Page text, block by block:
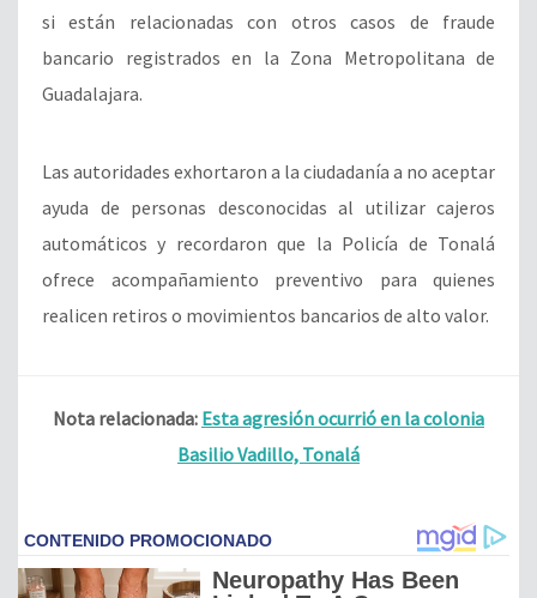
si están relacionadas con otros casos de fraude
bancario registrados en la Zona Metropolitana de
Guadalajara.
Las autoridades exhortaron a la ciudadanía a no aceptar
ayuda de personas desconocidas al utilizar cajeros
automáticos y recordaron que la Policía de Tonalá
ofrece acompañamiento preventivo para quienes
realicen retiros o movimientos bancarios de alto valor.
Nota relacionada: Esta agresión ocurrió en la colonia
Basilio Vadillo, Tonalá